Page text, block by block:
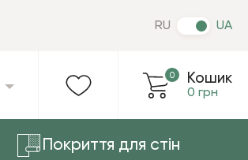
Кошик
0 грн
0
RU UA
Покриття для стін